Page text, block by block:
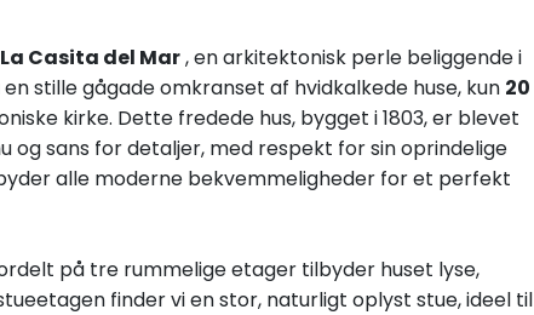
La Casita del Mar, en arkitektonisk perle beliggende i
stille gågade omkranset af hvidkalkede huse, kun 20
kirke. Dette fredede hus, bygget i 1803, er blevet
sans for detaljer, med respekt for sin oprindelige
alle moderne bekvemmeligheder for et perfekt
på tre rummelige etager tilbyder huset lyse,
finder vi en stor, naturligt oplyst stue, ideel til